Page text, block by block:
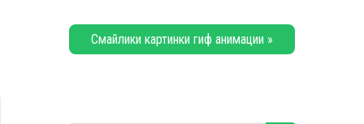
Смайлики картинки гиф анимации »